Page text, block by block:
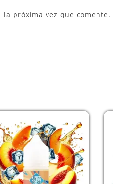
próxima vez que comente.